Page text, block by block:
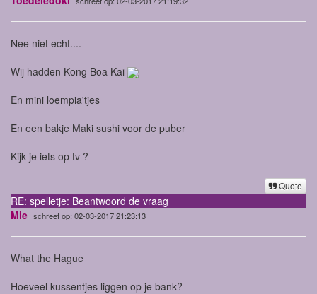
Nee niet echt....
Wij hadden Kong Boa Kai
En mini loempia'tjes
En een bakje Maki sushi voor de puber
Kijk je iets op tv ?
Quote
RE: spelletje: Beantwoord de vraag
Mie schreef op: 02-03-2017 21:23:13
What the Hague
Hoeveel kussentjes liggen op je bank?